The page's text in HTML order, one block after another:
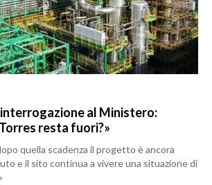
al Ministero:
resta fuori?»
quella scadenza il progetto è ancora
e il sito continua a vivere una situazione di